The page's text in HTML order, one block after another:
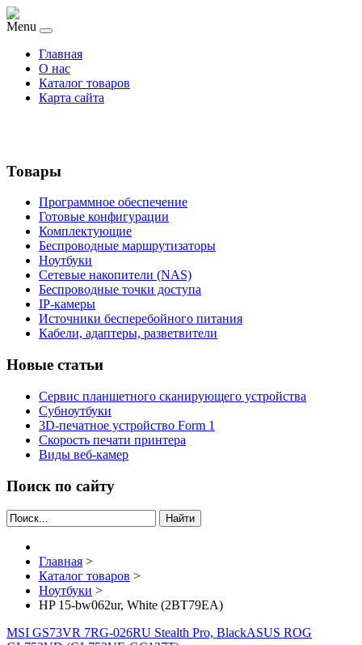
Menu
Главная
О нас
Каталог товаров
Карта сайта
Товары
Программное обеспечение
Готовые конфигурации
Комплектующие
Беспроводные маршрутизаторы
Ноутбуки
Сетевые накопители (NAS)
Беспроводные точки доступа
IP-камеры
Источники бесперебойного питания
Кабели, адаптеры, разветвители
Новые статьи
Сервис планшетного сканирующего устройства
Субноутбуки
3D-печатное устройство Form 1
Скорость печати принтера
Виды веб-камер
Поиск по сайту
Найти
Главная >
Каталог товаров >
Ноутбуки >
HP 15-bw062ur, White (2BT79EA)
MSI GS73VR 7RG-026RU Stealth Pro, BlackASUS ROG